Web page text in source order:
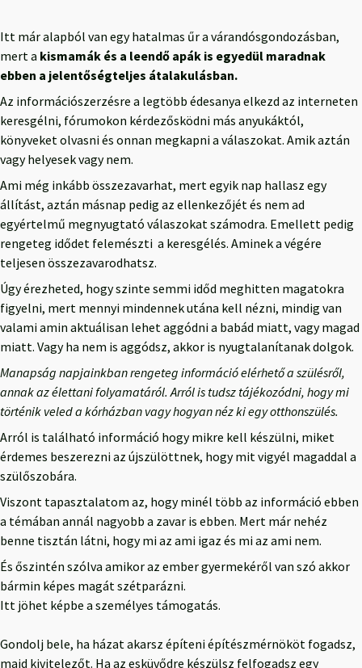
Itt már alapból van egy hatalmas űr a várandósgondozásban,
mert a kismamák és a leendő apák is egyedül maradnak
ebben a jelentőségteljes átalakulásban.
Az információszerzésre a legtöbb édesanya elkezd az interneten
keresgélni, fórumokon kérdezősködni más anyukáktól,
könyveket olvasni és onnan megkapni a válaszokat. Amik aztán
vagy helyesek vagy nem.
Ami még inkább összezavarhat, mert egyik nap hallasz egy
állítást, aztán másnap pedig az ellenkezőjét és nem ad
egyértelmű megnyugtató válaszokat számodra. Emellett pedig
rengeteg idődet felemészti a keresgélés. Aminek a végére
teljesen összezavarodhatsz.
Úgy érezheted, hogy szinte semmi időd meghitten magatokra
figyelni, mert mennyi mindennek utána kell nézni, mindig van
valami amin aktuálisan lehet aggódni a babád miatt, vagy magad
miatt. Vagy ha nem is aggódsz, akkor is nyugtalanítanak dolgok.
Manapság napjainkban rengeteg információ elérhető a szülésről,
annak az élettani folyamatáról. Arról is tudsz tájékozódni, hogy mi
történik veled a kórházban vagy hogyan néz ki egy otthonszülés.
Arról is található információ hogy mikre kell készülni, miket
érdemes beszerezni az újszülöttnek, hogy mit vigyél magaddal a
szülőszobára.
Viszont tapasztalatom az, hogy minél több az információ ebben
a témában annál nagyobb a zavar is ebben. Mert már nehéz
benne tisztán látni, hogy mi az ami igaz és mi az ami nem.
És őszintén szólva amikor az ember gyermekéről van szó akkor
bármin képes magát szétparázni.
Itt jöhet képbe a személyes támogatás.
Gondolj bele, ha házat akarsz építeni építészmérnököt fogadsz,
majd kivitelezőt. Ha az esküvődre készülsz felfogadsz egy